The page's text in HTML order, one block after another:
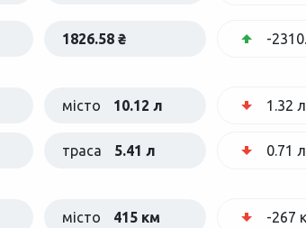
1826.58 ₴ -
місто 10.12 л 1.32 л
траса 5.41 л 0.71 л
місто 415 км -267